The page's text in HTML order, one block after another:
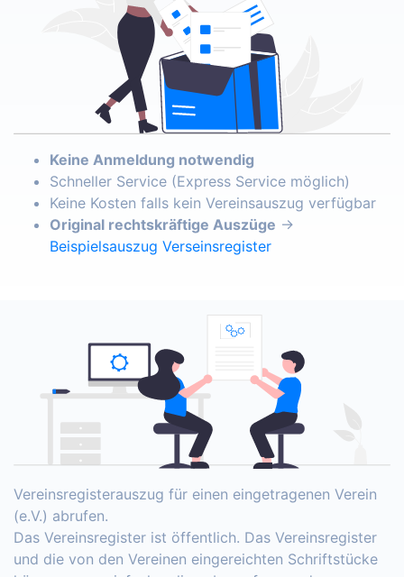
Keine Anmeldung notwendig
Schneller Service (Express Service möglich)
Keine Kosten falls kein Vereinsauszug verfügbar
Original rechtskräftige Auszüge →
Beispielsauszug Verseinsregister
Vereinsregisterauszug für einen eingetragenen Verein
(e.V.) abrufen.
Das Vereinsregister ist öffentlich. Das Vereinsregister
und die von den Vereinen eingereichten Schriftstücke